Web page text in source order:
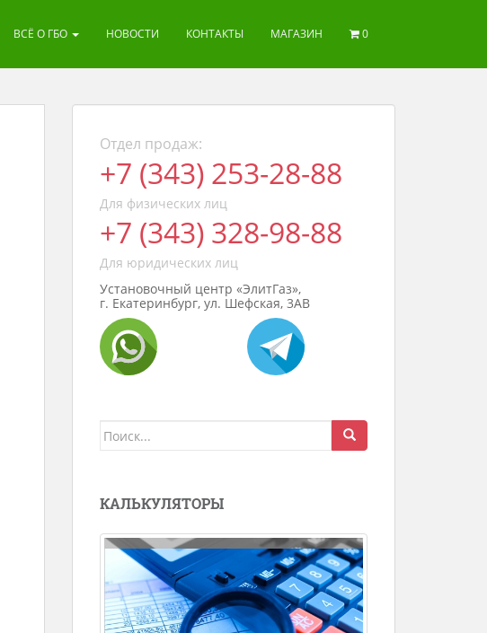
ВСЁ О ГБО НОВОСТИ КОНТАКТЫ МАГАЗИН 0
Отдел продаж:
+7 (343) 253-28-88
Для физических лиц
+7 (343) 328-98-88
Для юридических лиц
Установочный центр «ЭлитГаз»,
г. Екатеринбург, ул. Шефская, 3АВ
Поиск
КАЛЬКУЛЯТОРЫ